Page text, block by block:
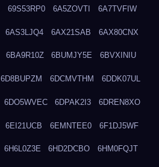
69S53RP0 6A5ZOVTI 6A7TVFIW
6AS3LJQ4 6AX21SAB 6AX80CNX
6BA9R10Z 6BUMJY5E 6BVXINIU
6D8BUPZM 6DCMVTHM 6DDK07UL
6DO5WVEC 6DPAK2I3 6DREN8XO
6EI21UCB 6EMNTEE0 6F1DJ5WF
6H6L0Z3E 6HD2DCBO 6HM0FQJT